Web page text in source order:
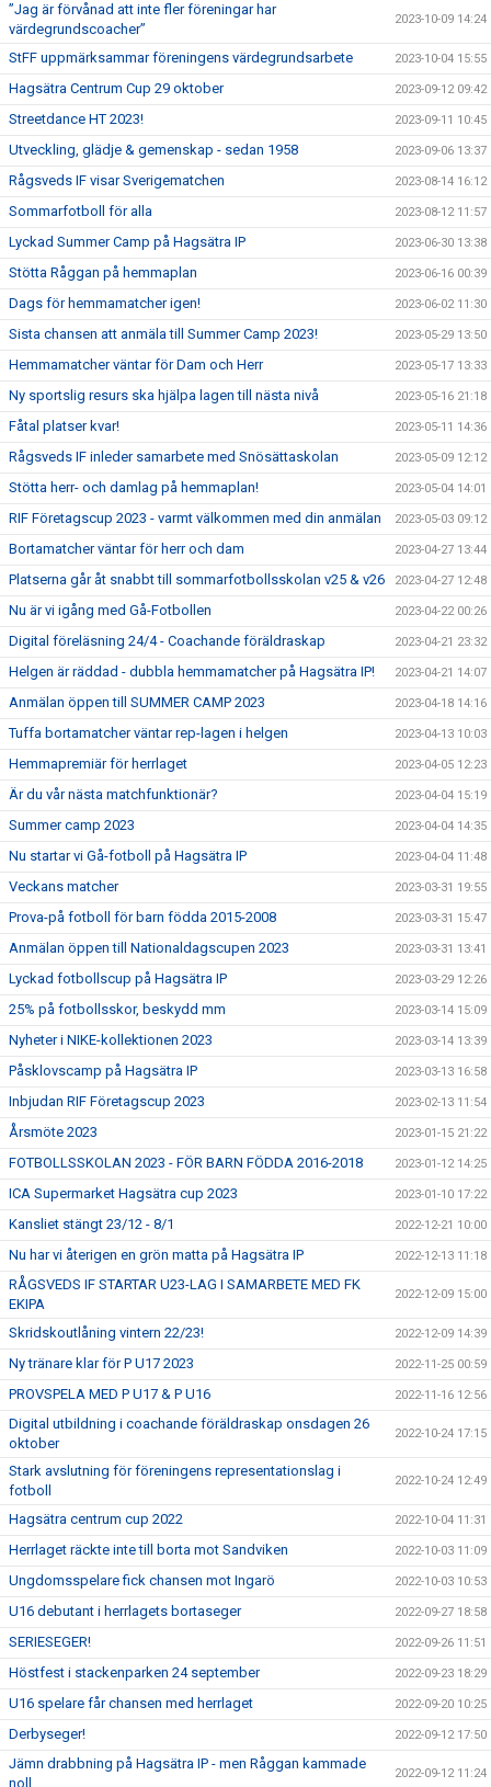
”Jag är förvånad att inte fler föreningar har
värdegrundscoacher”
2023-10-09 14:24
StFF uppmärksammar föreningens värdegrundsarbete 2023-10-04 15:55
Hagsätra Centrum Cup 29 oktober 2023-09-12 09:42
Streetdance HT 2023! 2023-09-11 10:45
Utveckling, glädje & gemenskap - sedan 1958 2023-09-06 13:37
Rågsveds IF visar Sverigematchen 2023-08-14 16:12
Sommarfotboll för alla 2023-08-12 11:57
Lyckad Summer Camp på Hagsätra IP 2023-06-30 13:38
Stötta Råggan på hemmaplan 2023-06-16 00:39
Dags för hemmamatcher igen! 2023-06-02 11:30
Sista chansen att anmäla till Summer Camp 2023! 2023-05-29 13:50
Hemmamatcher väntar för Dam och Herr 2023-05-17 13:33
Ny sportslig resurs ska hjälpa lagen till nästa nivå 2023-05-16 21:18
Fåtal platser kvar! 2023-05-11 14:36
Rågsveds IF inleder samarbete med Snösättaskolan 2023-05-09 12:12
Stötta herr- och damlag på hemmaplan! 2023-05-04 14:01
RIF Företagscup 2023 - varmt välkommen med din anmälan 2023-05-03 09:12
Bortamatcher väntar för herr och dam 2023-04-27 13:44
Platserna går åt snabbt till sommarfotbollsskolan v25 & v26 2023-04-27 12:48
Nu är vi igång med Gå-Fotbollen 2023-04-22 00:26
Digital föreläsning 24/4 - Coachande föräldraskap 2023-04-21 23:32
Helgen är räddad - dubbla hemmamatcher på Hagsätra IP! 2023-04-21 14:07
Anmälan öppen till SUMMER CAMP 2023 2023-04-18 14:16
Tuffa bortamatcher väntar rep-lagen i helgen 2023-04-13 10:03
Hemmapremiär för herrlaget 2023-04-05 12:23
Är du vår nästa matchfunktionär? 2023-04-04 15:19
Summer camp 2023 2023-04-04 14:35
Nu startar vi Gå-fotboll på Hagsätra IP 2023-04-04 11:48
Veckans matcher 2023-03-31 19:55
Prova-på fotboll för barn födda 2015-2008 2023-03-31 15:47
Anmälan öppen till Nationaldagscupen 2023 2023-03-31 13:41
Lyckad fotbollscup på Hagsätra IP 2023-03-29 12:26
25% på fotbollsskor, beskydd mm 2023-03-14 15:09
Nyheter i NIKE-kollektionen 2023 2023-03-14 13:39
Påsklovscamp på Hagsätra IP 2023-03-13 16:58
Inbjudan RIF Företagscup 2023 2023-02-13 11:54
Årsmöte 2023 2023-01-15 21:22
FOTBOLLSSKOLAN 2023 - FÖR BARN FÖDDA 2016-2018 2023-01-12 14:25
ICA Supermarket Hagsätra cup 2023 2023-01-10 17:22
Kansliet stängt 23/12 - 8/1 2022-12-21 10:00
Nu har vi återigen en grön matta på Hagsätra IP 2022-12-13 11:18
RÅGSVEDS IF STARTAR U23-LAG I SAMARBETE MED FK
EKIPA
2022-12-09 15:00
Skridskoutlåning vintern 22/23! 2022-12-09 14:39
Ny tränare klar för P U17 2023 2022-11-25 00:59
PROVSPELA MED P U17 & P U16 2022-11-16 12:56
Digital utbildning i coachande föräldraskap onsdagen 26
oktober
2022-10-24 17:15
Stark avslutning för föreningens representationslag i
fotboll
2022-10-24 12:49
Hagsätra centrum cup 2022 2022-10-04 11:31
Herrlaget räckte inte till borta mot Sandviken 2022-10-03 11:09
Ungdomsspelare fick chansen mot Ingarö 2022-10-03 10:53
U16 debutant i herrlagets bortaseger 2022-09-27 18:58
SERIESEGER! 2022-09-26 11:51
Höstfest i stackenparken 24 september 2022-09-23 18:29
U16 spelare får chansen med herrlaget 2022-09-20 10:25
Derbyseger! 2022-09-12 17:50
Jämn drabbning på Hagsätra IP - men Råggan kammade
noll
2022-09-12 11:24